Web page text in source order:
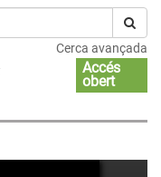
Cerca avançada
Accés
obert